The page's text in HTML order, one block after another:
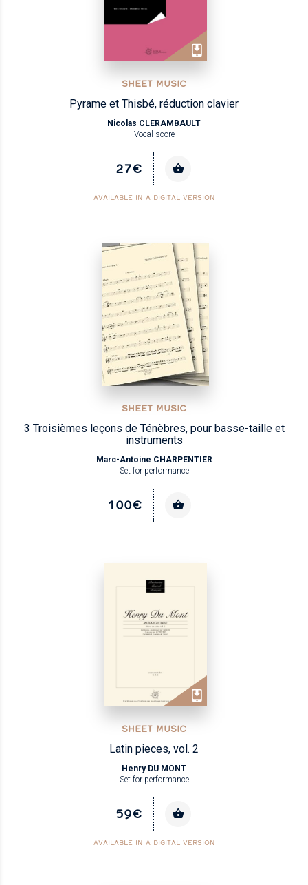
SHEET MUSIC
Pyrame et Thisbé, réduction clavier
Nicolas CLERAMBAULT
Vocal score
27€
AVAILABLE IN A DIGITAL VERSION
SHEET MUSIC
3 Troisièmes leçons de Ténèbres, pour basse-taille et
instruments
Marc-Antoine CHARPENTIER
Set for performance
100€
SHEET MUSIC
Latin pieces, vol. 2
Henry DU MONT
Set for performance
59€
AVAILABLE IN A DIGITAL VERSION